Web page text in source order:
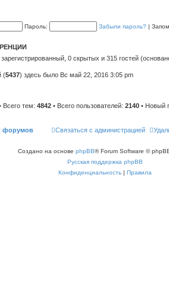
Пароль: Забыли пароль? |
0 скрытых и 315 гостей
(5437) здесь было Вс май 22, 2016 3:05 pm
Всего тем: 4842 • Всего пользователей: 2140 • Новый
форумов Связаться с администрацией
Создано на основе phpBB® Forum Software ©
Русская поддержка phpBB
Конфиденциальность | Правила